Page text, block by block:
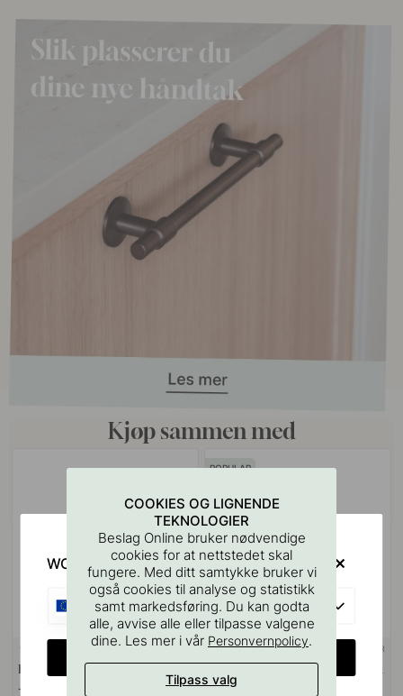
Kjøp sammen med
127
Boremal for Håndtak & Knotter
75 kr
POPULAR
29 + FARGER
Håndtak Pinta - Ubehandlet Eik
COOKIES OG LIGNENDE
TEKNOLOGIER
Beslag Online bruker nødvendige
cookies for at nettstedet skal
fungere. Med ditt samtykke bruker vi
også cookies til analyse og statistikk
samt markedsføring. Du kan godta
alle, avvise alle eller tilpasse valgene
dine. Les mer i vår Personvernpolicy.
Tilpass valg
WOULD YOU RATHER VISIT?
EU